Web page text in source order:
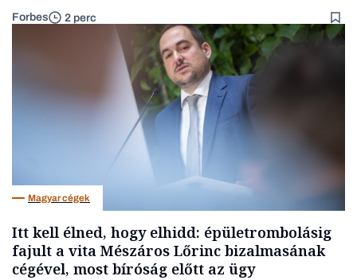
Forbes 2 perc
Magyar cégek
Itt kell élned, hogy elhidd: épületrombolásig
fajult a vita Mészáros Lőrinc bizalmasának
cégével, most bíróság előtt az ügy